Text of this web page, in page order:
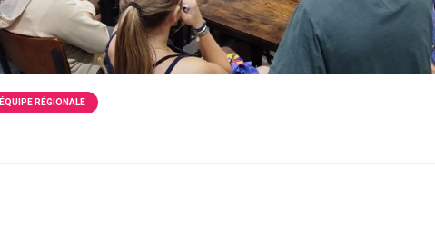
ÉQUIPE RÉGIONALE